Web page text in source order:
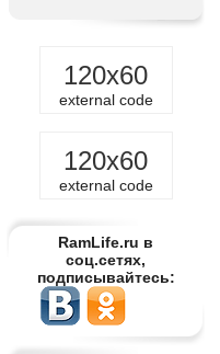
120x60
external code
120x60
external code
RamLife.ru в
соц.сетях,
подписывайтесь: